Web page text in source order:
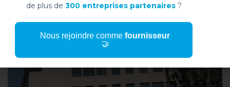
de plus de300 entreprises partenaires ?
Nous rejoindre commefournisseur
🤝